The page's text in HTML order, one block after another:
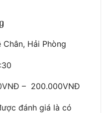
Hải Phòng
– 200.000VNĐ
đánh giá là có